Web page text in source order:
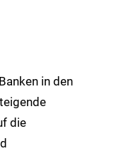
in den
die